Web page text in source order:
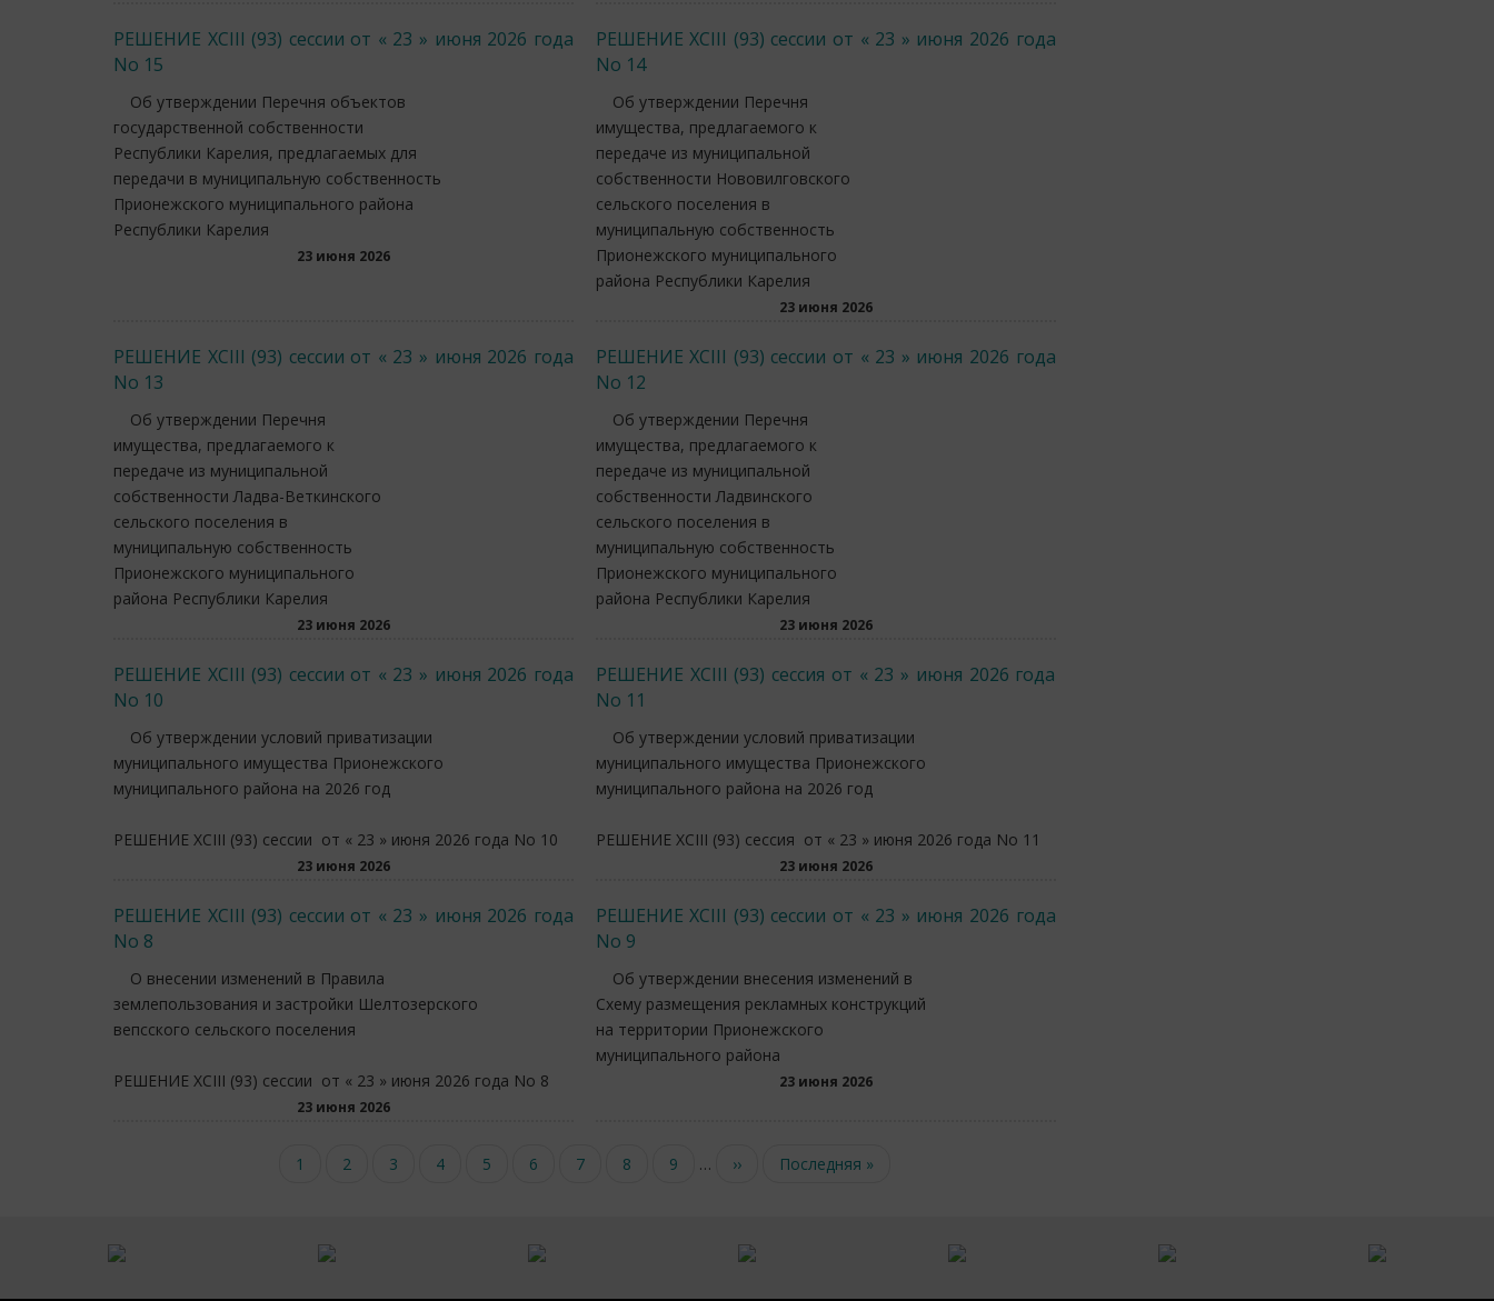
РЕШЕНИЕ XCIII (93) сессии от « 23 » июня 2026 года
No 15
Об утверждении Перечня объектов
государственной собственности
Республики Карелия, предлагаемых для
передачи в муниципальную собственность
Прионежского муниципального района
Республики Карелия
23 июня 2026
РЕШЕНИЕ XCIII (93) сессии от « 23 » июня 2026 года
No 14
Об утверждении Перечня
имущества, предлагаемого к
передаче из муниципальной
собственности Нововилговского
сельского поселения в
муниципальную собственность
Прионежского муниципального
района Республики Карелия
23 июня 2026
РЕШЕНИЕ XCIII (93) сессии от « 23 » июня 2026 года
No 13
Об утверждении Перечня
имущества, предлагаемого к
передаче из муниципальной
собственности Ладва-Веткинского
сельского поселения в
муниципальную собственность
Прионежского муниципального
района Республики Карелия
23 июня 2026
РЕШЕНИЕ XCIII (93) сессии от « 23 » июня 2026 года
No 12
Об утверждении Перечня
имущества, предлагаемого к
передаче из муниципальной
собственности Ладвинского
сельского поселения в
муниципальную собственность
Прионежского муниципального
района Республики Карелия
23 июня 2026
РЕШЕНИЕ XCIII (93) сессии от « 23 » июня 2026 года
No 10
Об утверждении условий приватизации
муниципального имущества Прионежского
муниципального района на 2026 год
РЕШЕНИЕ XCIII (93) сессии от « 23 » июня 2026 года No 10
23 июня 2026
РЕШЕНИЕ XCIII (93) сессия от « 23 » июня 2026 года
No 11
Об утверждении условий приватизации
муниципального имущества Прионежского
муниципального района на 2026 год
РЕШЕНИЕ XCIII (93) сессия от « 23 » июня 2026 года No 11
23 июня 2026
РЕШЕНИЕ XCIII (93) сессии от « 23 » июня 2026 года
No 8
О внесении изменений в Правила
землепользования и застройки Шелтозерского
вепсского сельского поселения
РЕШЕНИЕ XCIII (93) сессии от « 23 » июня 2026 года No 8
23 июня 2026
РЕШЕНИЕ XCIII (93) сессии от « 23 » июня 2026 года
No 9
Об утверждении внесения изменений в
Схему размещения рекламных конструкций
на территории Прионежского
муниципального района
23 июня 2026
Текущая
1 Page
2 Page
3 Page
4 Page
5 Page
6 Page
7 Page
8 Page
9 …
Следующая
››
Последняя
Последняя »